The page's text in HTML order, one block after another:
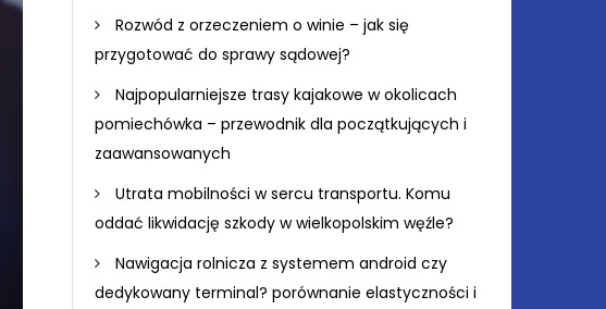
Rozwód z orzeczeniem o winie – jak się
przygotować do sprawy sądowej?
Najpopularniejsze trasy kajakowe w okolicach
pomiechówka – przewodnik dla początkujących i
zaawansowanych
Utrata mobilności w sercu transportu. Komu
oddać likwidację szkody w wielkopolskim węźle?
Nawigacja rolnicza z systemem android czy
dedykowany terminal? porównanie elastyczności i